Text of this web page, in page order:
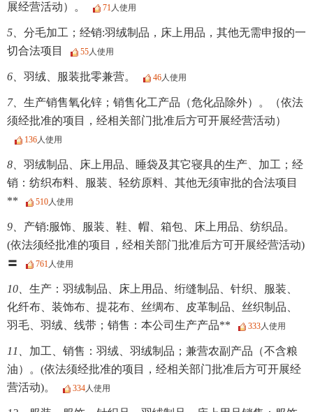
展经营活动）。
71人使用
5、 分毛加工；经销:羽绒制品，床上用品，其他无需申报的一
切合法项目
55人使用
6、 羽绒、服装批零兼营。 46人使用
7、 生产销售氧化锌；销售化工产品（危化品除外）。（依法
须经批准的项目，经相关部门批准后方可开展经营活动）
136人使用
8、 羽绒制品、床上用品、睡袋及其它寝具的生产、加工；经
销：纺织布料、服装、轻纺原料、其他无须审批的合法项目
**
510人使用
9、 产销:服饰、服装、鞋、帽、箱包、床上用品、纺织品。
(依法须经批准的项目，经相关部门批准后方可开展经营活动)
〓
761人使用
10、 生产：羽绒制品、床上用品、绗缝制品、针织、服装、
化纤布、装饰布、提花布、丝绸布、皮革制品、丝织制品、
羽毛、羽绒、线带；销售：本公司生产产品**
333人使用
11、 加工、销售：羽绒、羽绒制品；兼营农副产品（不含粮
油）。(依法须经批准的项目，经相关部门批准后方可开展经
营活动)。
334人使用